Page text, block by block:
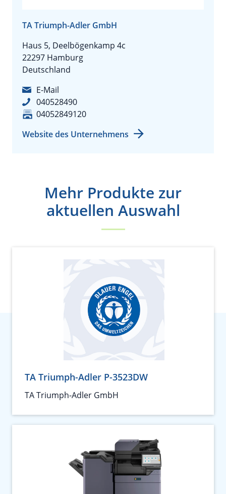
TA Triumph-Adler GmbH
Haus 5, Deelbögenkamp 4c
22297 Hamburg
Deutschland
E-Mail
040528490
04052849120
Website des Unternehmens
Mehr Produkte zur
aktuellen Auswahl
TA Triumph-Adler P-3523DW
TA Triumph-Adler GmbH